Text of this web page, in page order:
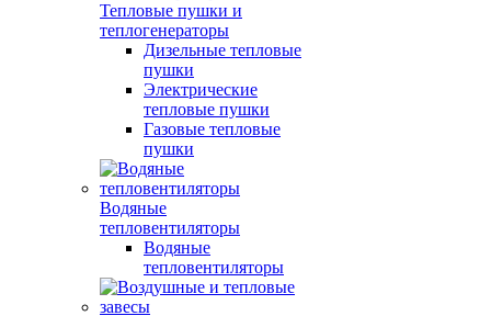
Тепловые пушки и
теплогенераторы
Дизельные тепловые
пушки
Электрические
тепловые пушки
Газовые тепловые
пушки
Водяные
тепловентиляторы
Водяные
тепловентиляторы